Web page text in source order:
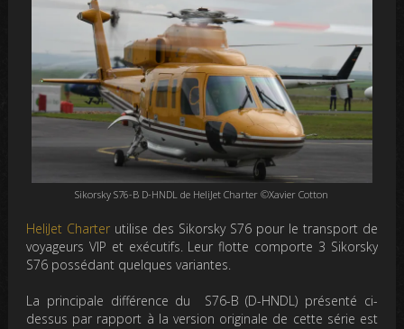
Sikorsky S76-B D-HNDL de HeliJet Charter ©Xavier Cotton
HeliJet Charter utilise des Sikorsky S76 pour le transport de
voyageurs VIP et exécutifs. Leur flotte comporte 3 Sikorsky
S76 possédant quelques variantes.
La principale différence du S76-B (D-HNDL) présenté ci-
dessus par rapport à la version originale de cette série est